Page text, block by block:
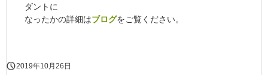
ダントに
なったかの詳細はブログをご覧ください。
2019年10月26日